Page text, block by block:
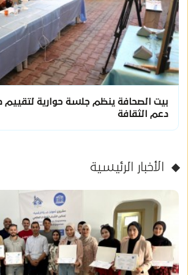
بيت الصحافة ينظم جلسة حوارية لتقييم
دعم الثقافة
الأخبار الرئيسية